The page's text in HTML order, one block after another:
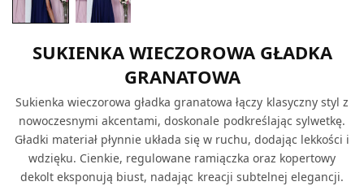
SUKIENKA WIECZOROWA GŁADKA
GRANATOWA
Sukienka wieczorowa gładka granatowa łączy klasyczny styl z
nowoczesnymi akcentami, doskonale podkreślając sylwetkę.
Gładki materiał płynnie układa się w ruchu, dodając lekkości i
wdzięku. Cienkie, regulowane ramiączka oraz kopertowy
dekolt eksponują biust, nadając kreacji subtelnej elegancji.